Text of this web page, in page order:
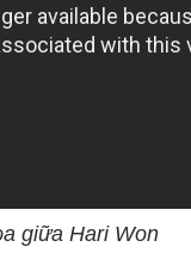
giữa Hari Won